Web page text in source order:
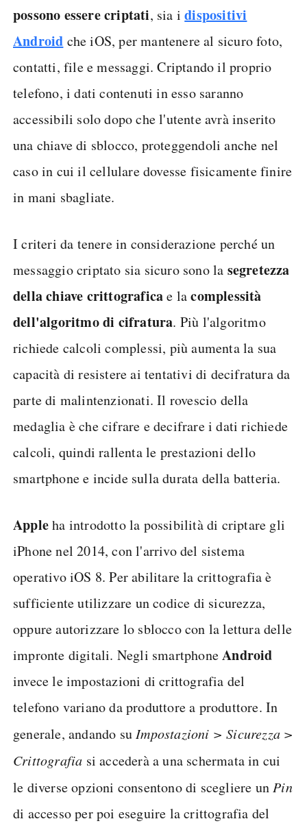
possono essere criptati, sia idispositivi
Android che iOS, per mantenere al sicuro foto,
contatti, file e messaggi. Criptando il proprio
telefono, i dati contenuti in esso saranno
accessibili solo dopo che l'utente avrà inserito
una chiave di sblocco, proteggendoli anche nel
caso in cui il cellulare dovesse fisicamente finire
in mani sbagliate.
I criteri da tenere in considerazione perché un
messaggio criptato sia sicuro sono la segretezza
della chiave crittograficae lacomplessità
dell'algoritmo di cifratura. Più l'algoritmo
richiede calcoli complessi, più aumenta la sua
capacità di resistere ai tentativi di decifratura da
parte di malintenzionati. Il rovescio della
medaglia è che cifrare e decifrare i dati richiede
calcoli, quindi rallenta le prestazioni dello
smartphone e incide sulla durata della batteria.
Appleha introdotto la possibilità di criptare gli
iPhone nel 2014, con l'arrivo del sistema
operativo iOS 8. Per abilitare la crittografia è
sufficiente utilizzare un codice di sicurezza,
oppure autorizzare lo sblocco con la lettura delle
impronte digitali. Negli smartphoneAndroid
invece le impostazioni di crittografia del
telefono variano da produttore a produttore. In
generale, andando suImpostazioni > Sicurezza >
Crittografia si accederà a una schermata in cui
le diverse opzioni consentono di scegliere unPin
di accesso per poi eseguire la crittografia del